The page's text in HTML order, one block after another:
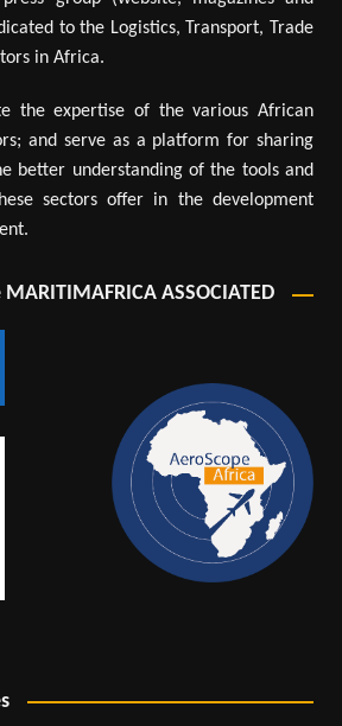
to the Logistics, Transport, Trade
in Africa.
the expertise of the various African
and serve as a platform for sharing
better understanding of the tools and
sectors offer in the development
ASSOCIATED